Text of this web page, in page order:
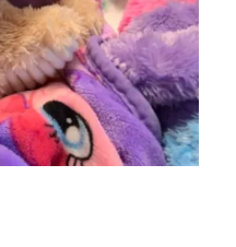
cứu trẻ em St.